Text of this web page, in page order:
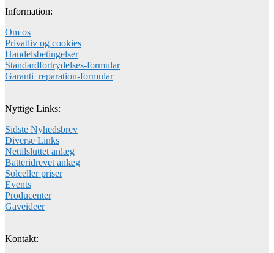
Information:
Om os
Privatliv og cookies
Handelsbetingelser
Standardfortrydelses-formular
Garanti_reparation-formular
Nyttige Links:
Sidste Nyhedsbrev
Diverse Links
Nettilsluttet anlæg
Batteridrevet anlæg
Solceller priser
Events
Producenter
Gaveideer
Kontakt: